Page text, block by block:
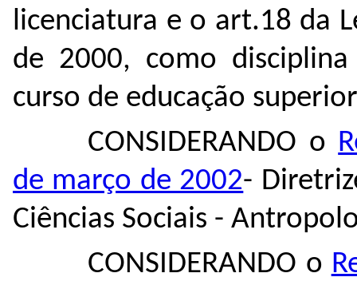
licenciatura e o art.18 da
de 2000, como
curso de educação
CONSIDERANDO o
de março de 2002-
Ciências Sociais -
CONSIDERANDO o